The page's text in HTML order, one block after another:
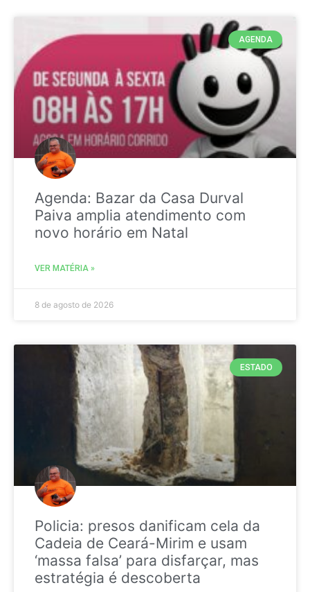
AGENDA
Agenda: Bazar da Casa Durval
Paiva amplia atendimento com
novo horário em Natal
VER MATÉRIA »
8 de agosto de 2026
ESTADO
Policia: presos danificam cela da
Cadeia de Ceará-Mirim e usam
‘massa falsa’ para disfarçar, mas
estratégia é descoberta